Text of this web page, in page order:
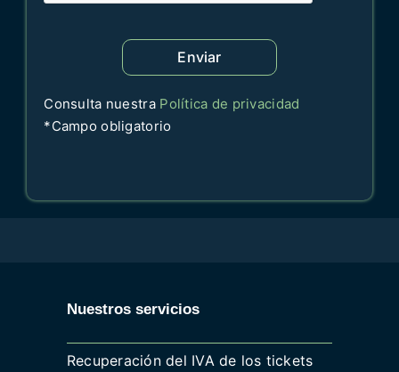
Enviar
Consulta nuestra Política de privacidad
*Campo obligatorio
Nuestros servicios
Recuperación del IVA de los tickets